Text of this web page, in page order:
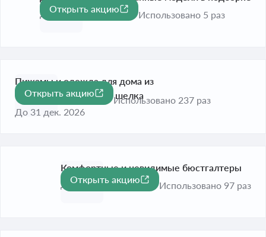
-50%
До 16 авг. 2026
Открыть акцию
Использовано 5 раз
Пижамы и одежда для дома из
высококачественного шелка
До 31 дек. 2026
Открыть акцию
Использовано 237 раз
Комфортные и невидимые бюстгалтеры
До 31 дек. 2026
Открыть акцию
Использовано 97 раз